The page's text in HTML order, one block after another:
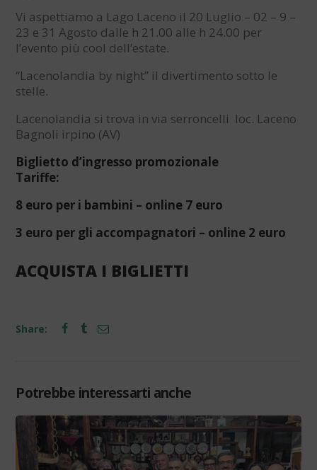
Vi aspettiamo a Lago Laceno il 20 Luglio – 02 – 9 –
23 e 31 Agosto dalle h 21.00 alle h 24.00 per
l’evento più cool dell’estate.
“Lacenolandia by night” il divertimento sotto le
stelle.
Lacenolandia si trova in via serroncelli loc. Laceno
Bagnoli irpino (AV)
Biglietto d’ingresso promozionale
Tariffe:
8 euro per i bambini – online 7 euro
3 euro per gli accompagnatori – online 2 euro
ACQUISTA I BIGLIETTI
Share:
Potrebbe interessarti anche